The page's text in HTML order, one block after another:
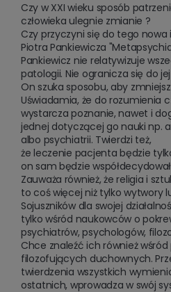
Czy w XXI wieku sposób
człowieka ulegnie zmianie ?
Czy przyczyni się do tego
Piotra Pankiewicza
Pankiewicz nie relatywizuje
patologii. Nie ogranicza się
On szuka sposobu, aby
Uświadamia, że do rozumienia
wystarcza poznanie, nawet i
jednej dotyczącej go nauki np.
albo psychiatrii. Twierdzi też,
że leczenie pacjenta będzie
on sam będzie
Zauważa również, że religia i
to coś więcej niż tylko wytwory
Sojuszników dla swojej
tylko wśród naukowców o
psychiatrów, psychologów,
Chce znaleźć ich również
filozofujących duchownych.
twierdzenia wszystkich
ostatnich, wprowadza w swój